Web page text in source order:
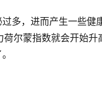
多，进而产生一些健
尔蒙指数就会开始升